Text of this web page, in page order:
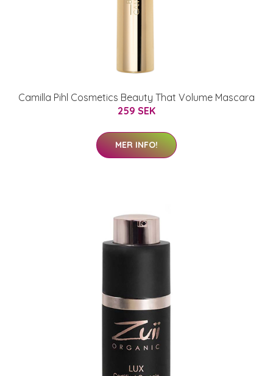
Camilla Pihl Cosmetics Beauty That Volume Mascara
259 SEK
MER INFO!